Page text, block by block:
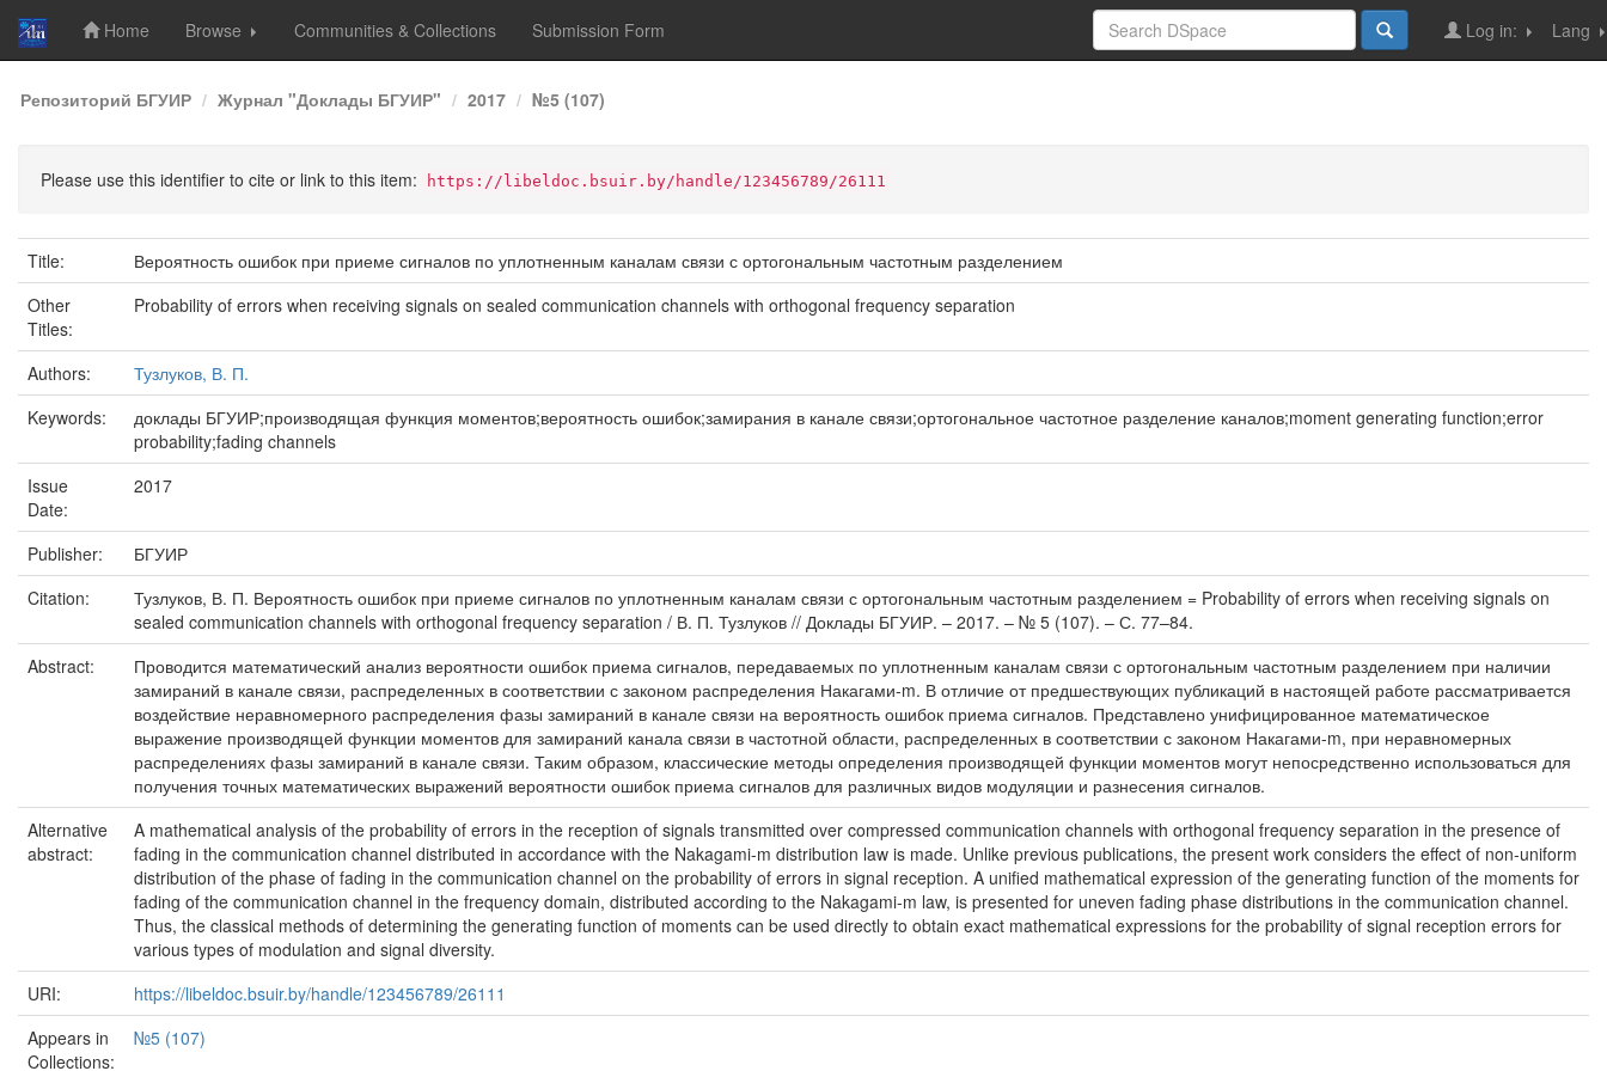
Skip
navigation
Home Browse Communities & Collections Submission Form Lang
Log in:
Репозиторий БГУИР Журнал "Доклады БГУИР" 2017 №5 (107)
Please use this identifier to cite or link to this item: https://libeldoc.bsuir.by/handle/123456789/26111
Title:
Вероятность ошибок при приеме сигналов по уплотненным каналам связи с ортогональным частотным разделением
Other
Titles:
Probability of errors when receiving signals on sealed communication channels with orthogonal frequency separation
Authors:
Тузлуков, В. П.
Keywords:
доклады БГУИР;производящая функция моментов;вероятность ошибок;замирания в канале связи;ортогональное частотное разделение каналов;moment generating function;error
probability;fading channels
Issue
Date:
2017
Publisher:
БГУИР
Citation:
Тузлуков, В. П. Вероятность ошибок при приеме сигналов по уплотненным каналам связи с ортогональным частотным разделением = Probability of errors when receiving signals on
sealed communication channels with orthogonal frequency separation / В. П. Тузлуков // Доклады БГУИР. – 2017. – № 5 (107). – С. 77–84.
Abstract:
Проводится математический анализ вероятности ошибок приема сигналов, передаваемых по уплотненным каналам связи с ортогональным частотным разделением при наличии
замираний в канале связи, распределенных в соответствии с законом распределения Накагами-m. В отличие от предшествующих публикаций в настоящей работе рассматривается
воздействие неравномерного распределения фазы замираний в канале связи на вероятность ошибок приема сигналов. Представлено унифицированное математическое
выражение производящей функции моментов для замираний канала связи в частотной области, распределенных в соответствии с законом Накагами-m, при неравномерных
распределениях фазы замираний в канале связи. Таким образом, классические методы определения производящей функции моментов могут непосредственно использоваться для
получения точных математических выражений вероятности ошибок приема сигналов для различных видов модуляции и разнесения сигналов.
Alternative
abstract:
A mathematical analysis of the probability of errors in the reception of signals transmitted over compressed communication channels with orthogonal frequency separation in the presence of
fading in the communication channel distributed in accordance with the Nakagami-m distribution law is made. Unlike previous publications, the present work considers the effect of non-uniform
distribution of the phase of fading in the communication channel on the probability of errors in signal reception. A unified mathematical expression of the generating function of the moments for
fading of the communication channel in the frequency domain, distributed according to the Nakagami-m law, is presented for uneven fading phase distributions in the communication channel.
Thus, the classical methods of determining the generating function of moments can be used directly to obtain exact mathematical expressions for the probability of signal reception errors for
various types of modulation and signal diversity.
URI:
https://libeldoc.bsuir.by/handle/123456789/26111
Appears in
Collections:
№5 (107)